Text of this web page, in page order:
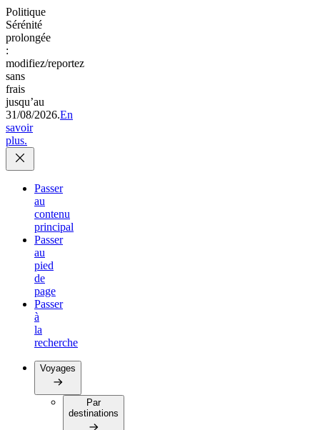
Politique
Sérénité
prolongée
:
modifiez/reportez
sans
frais
jusqu’au
31/08/2026.En
savoir
plus.
Passer
au
contenu
principal
Passer
au
pied
de
page
Passer
à
la
recherche
Voyages
Par
destinations